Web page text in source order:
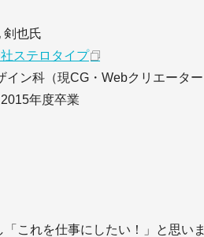
剣也氏
ステロタイプ
イン科（現CG・Webクリエーター
年度卒業
これを仕事にしたい！」と思いま